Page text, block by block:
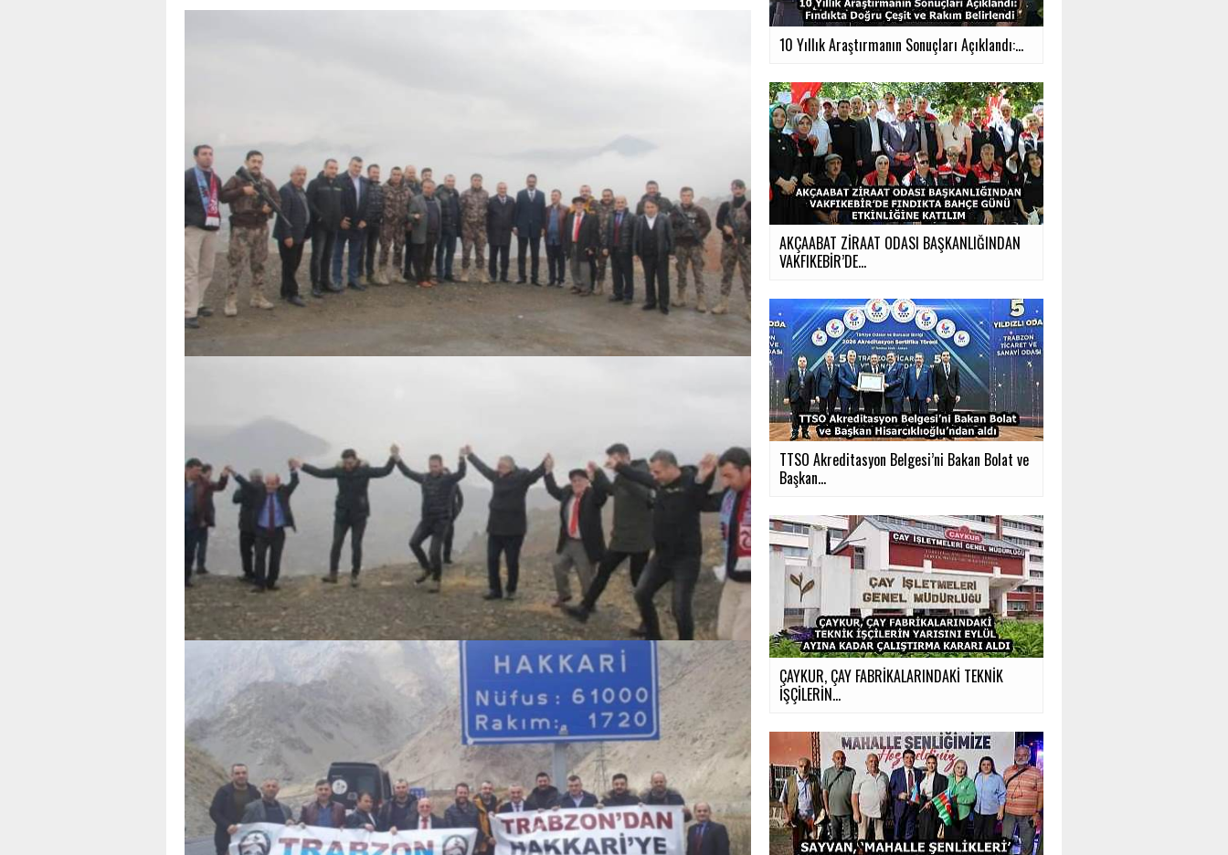
10 Yıllık Araştırmanın Sonuçları Açıklandı:...
AKÇAABAT ZİRAAT ODASI BAŞKANLIĞINDAN
VAKFIKEBİR’DE...
TTSO Akreditasyon Belgesi’ni Bakan Bolat ve
Başkan...
ÇAYKUR, ÇAY FABRİKALARINDAKİ TEKNİK
İŞÇİLERİN...